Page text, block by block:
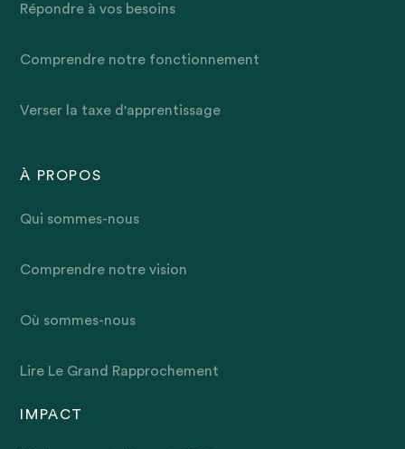
Répondre à vos besoins
Comprendre notre fonctionnement
Verser la taxe d'apprentissage
À PROPOS
Qui sommes-nous
Comprendre notre vision
Où sommes-nous
Lire Le Grand Rapprochement
IMPACT